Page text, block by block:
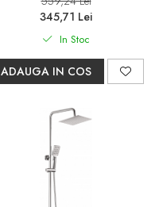
345,71 Lei
In Stoc
ADAUGA IN COS